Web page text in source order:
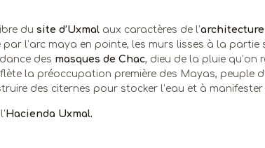
du site d’Uxmalaux caractères de l’architecture
par l’arc maya en pointe, les murs lisses à la
des masques de Chac, dieu de la pluie qu’on
la préoccupation première des Mayas, peuple
des citernes pour stocker l’eau et à
Hacienda Uxmal.